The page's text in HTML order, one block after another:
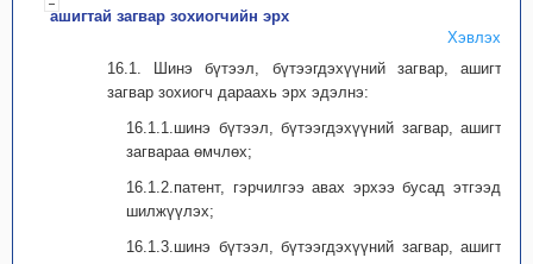
ашигтай загвар зохиогчийн эрх
Хэвлэх
16.1. Шинэ бүтээл, бүтээгдэхүүний загвар, ашигтай
загвар зохиогч дараахь эрх эдэлнэ:
16.1.1.шинэ бүтээл, бүтээгдэхүүний загвар, ашигтай
загвараа өмчлөх;
16.1.2.патент, гэрчилгээ авах эрхээ бусад этгээдэд
шилжүүлэх;
16.1.3.шинэ бүтээл, бүтээгдэхүүний загвар, ашигтай